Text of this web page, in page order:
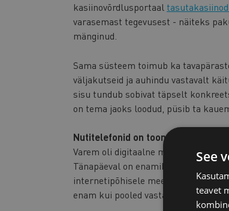
kasiinovõrdlusportaal
varasemast tegevusest - näiteks
mänginud.
Sama süsteem toimub ka
väljakutseid ja auhindu vastavalt
sisu tundub sobivat täpselt
on tema jaoks loodud, püsib ta
Nutitelefonid on toonud
Varem oli digitaalne meelelahutus
Tänapäeval on enamikul inimestel
internetipõhisele meelelahutusele
enam kui pooled vastanutest ning
See
teavet